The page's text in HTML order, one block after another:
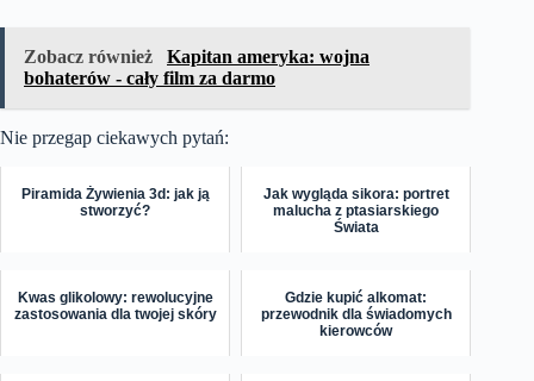
Zobacz również
Kapitan ameryka: wojna
bohaterów - cały film za darmo
Nie przegap ciekawych pytań:
Piramida Żywienia 3d: jak ją
stworzyć?
Jak wygląda sikora: portret
malucha z ptasiarskiego
Świata
Kwas glikolowy: rewolucyjne
zastosowania dla twojej skóry
Gdzie kupić alkomat:
przewodnik dla świadomych
kierowców